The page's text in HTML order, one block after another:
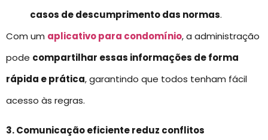
casos de descumprimento das normas.
Com um aplicativo para condomínio, a administração
pode compartilhar essas informações de forma
rápida e prática, garantindo que todos tenham fácil
acesso às regras.
3. Comunicação eficiente reduz conflitos